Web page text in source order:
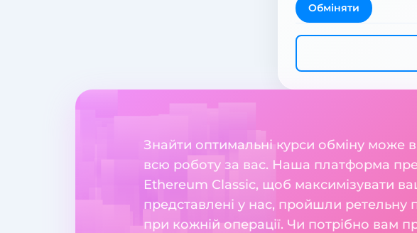
Обміняти
Знайти оптимальні курси обміну
всю роботу за вас. Наша платформа
Ethereum Classic, щоб максимізувати
представлені у нас, пройшли ретельну
при кожній операції. Чи потрібно вам